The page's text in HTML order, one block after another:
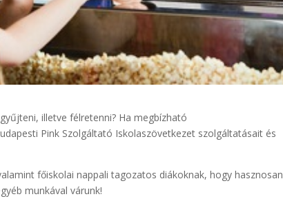
illetve félretenni? Ha megbízható
Pink Szolgáltató Iskolaszövetkezet szolgáltatásait és
főiskolai nappali tagozatos diákoknak, hogy hasznosan
munkával várunk!